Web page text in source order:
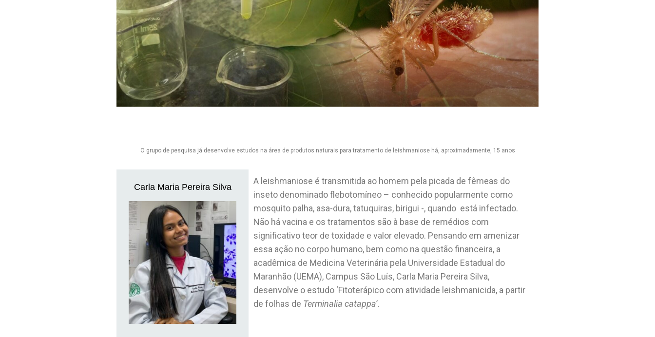
O grupo de pesquisa já desenvolve estudos na área de produtos naturais para tratamento de leishmaniose há, aproximadamente, 15 anos
Carla Maria Pereira Silva
A leishmaniose é transmitida ao homem pela picada de fêmeas do
inseto denominado flebotomíneo – conhecido popularmente como
mosquito palha, asa-dura, tatuquiras, birigui -, quando está infectado.
Não há vacina e os tratamentos são à base de remédios com
significativo teor de toxidade e valor elevado. Pensando em amenizar
essa ação no corpo humano, bem como na questão financeira, a
acadêmica de Medicina Veterinária pela Universidade Estadual do
Maranhão (UEMA), Campus São Luís, Carla Maria Pereira Silva,
desenvolve o estudo ‘Fitoterápico com atividade leishmanicida, a partir
de folhas de Terminalia catappa’.